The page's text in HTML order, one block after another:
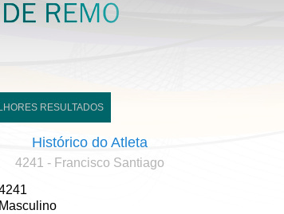
RESULTADOS
Histórico do Atleta
4241 - Francisco Santiago
Masculino